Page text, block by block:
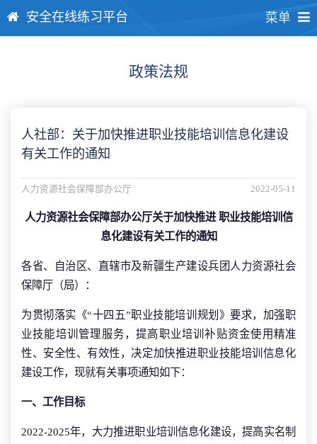
安全在线练习平台 菜单
政策法规
人社部：关于加快推进职业技能培训信息化建设
有关工作的通知
人力资源社会保障部办公厅 2022-05-11
人力资源社会保障部办公厅关于加快推进 职业技能培训信
息化建设有关工作的通知
各省、自治区、直辖市及新疆生产建设兵团人力资源社会
保障厅（局）：
为贯彻落实《“十四五”职业技能培训规划》要求，加强职
业技能培训管理服务，提高职业培训补贴资金使用精准
性、安全性、有效性，决定加快推进职业技能培训信息化
建设工作，现就有关事项通知如下：
一、工作目标
2022-2025年，大力推进职业培训信息化建设，提高实名制